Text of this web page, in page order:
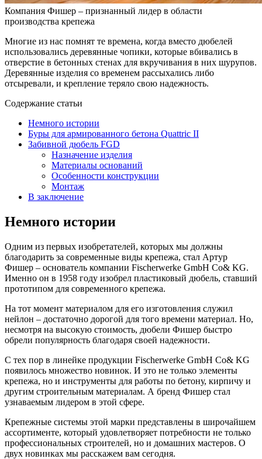
Компания Фишер – признанный лидер в области
производства крепежа
Многие из нас помнят те времена, когда вместо дюбелей
использовались деревянные чопики, которые вбивались в
отверстие в бетонных стенах для вкручивания в них шурупов.
Деревянные изделия со временем рассыхались либо
отсыревали, и крепление теряло свою надежность.
Содержание статьи
Немного истории
Буры для армированного бетона Quattric II
Забивной дюбель FGD
Назначение изделия
Материалы оснований
Особенности конструкции
Монтаж
В заключение
Немного истории
Одним из первых изобретателей, которых мы должны
благодарить за современные виды крепежа, стал Артур
Фишер – основатель компании Fischerwerke GmbH Co& KG.
Именно он в 1958 году изобрел пластиковый дюбель, ставший
прототипом для современного крепежа.
На тот момент материалом для его изготовления служил
нейлон – достаточно дорогой для того времени материал. Но,
несмотря на высокую стоимость, дюбели Фишер быстро
обрели популярность благодаря своей надежности.
С тех пор в линейке продукции Fischerwerke GmbH Co& KG
появилось множество новинок. И это не только элементы
крепежа, но и инструменты для работы по бетону, кирпичу и
другим строительным материалам. А бренд Фишер стал
узнаваемым лидером в этой сфере.
Крепежные системы этой марки представлены в широчайшем
ассортименте, который удовлетворяет потребности не только
профессиональных строителей, но и домашних мастеров. О
двух новинках мы расскажем вам сегодня.